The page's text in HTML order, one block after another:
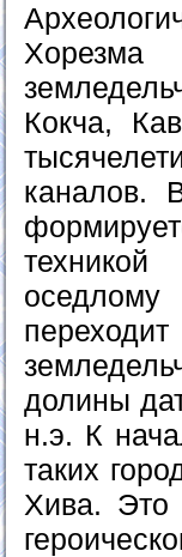
Кокча,
каналов.
долины
н.э. К
таких
Хива. Это